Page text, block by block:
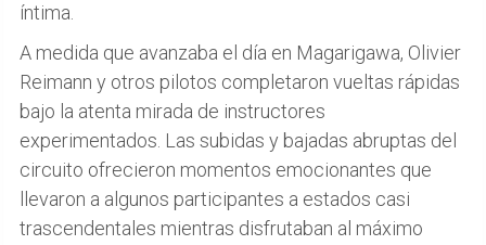
íntima.
A medida que avanzaba el día en Magarigawa, Olivier
Reimann y otros pilotos completaron vueltas rápidas
bajo la atenta mirada de instructores
experimentados. Las subidas y bajadas abruptas del
circuito ofrecieron momentos emocionantes que
llevaron a algunos participantes a estados casi
trascendentales mientras disfrutaban al máximo